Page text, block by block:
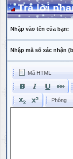
Trả lời
Nhập vào tên của bạn:
Nhập mã số xác nhận
Mã HTML
Phông